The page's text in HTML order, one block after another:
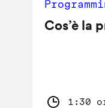
Cos’è la
1:30